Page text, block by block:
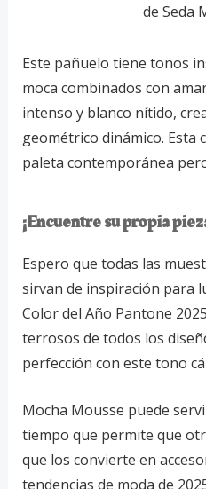
de Seda
Este pañuelo tiene tonos
moca combinados con
intenso y blanco nítido,
geométrico dinámico. Esta
paleta contemporánea
¡Encuentre su propia
Espero que todas las
sirvan de inspiración para
Color del Año Pantone
terrosos de todos los
perfección con este tono
Mocha Mousse puede
tiempo que permite que
que los convierte en
tendencias de moda de